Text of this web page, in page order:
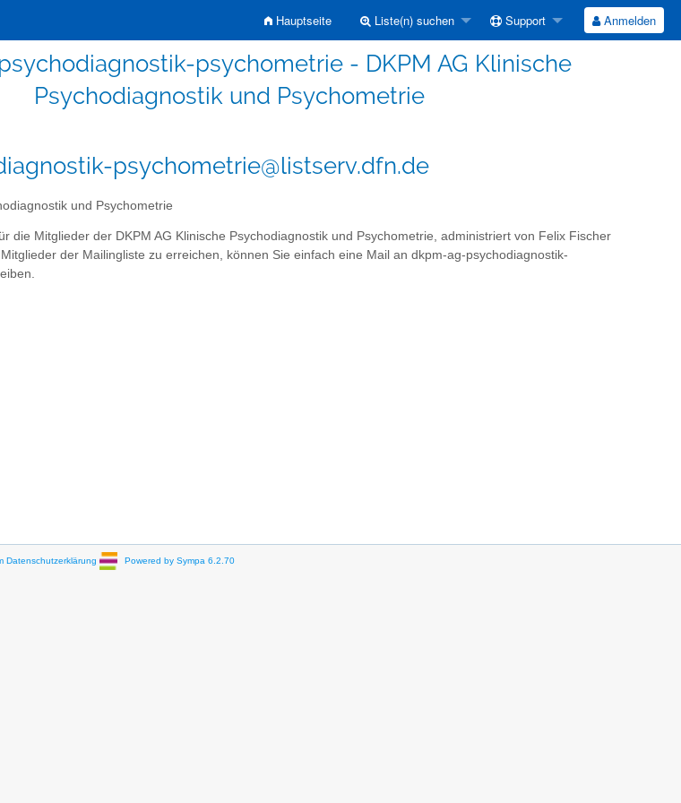
Hauptseite Liste(n) suchen Support Anmelden
psychometrie - DKPM AG Klinische
Psychodiagnostik und Psychometrie
psychometrie@listserv.dfn.de
und Psychometrie
die Mitglieder der DKPM AG Klinische Psychodiagnostik und Psychometrie, administriert von Felix Fischer
der Mailingliste zu erreichen, können Sie einfach eine Mail an dkpm-ag-psychodiagnostik-
Datenschutzerklärung Powered by Sympa 6.2.70